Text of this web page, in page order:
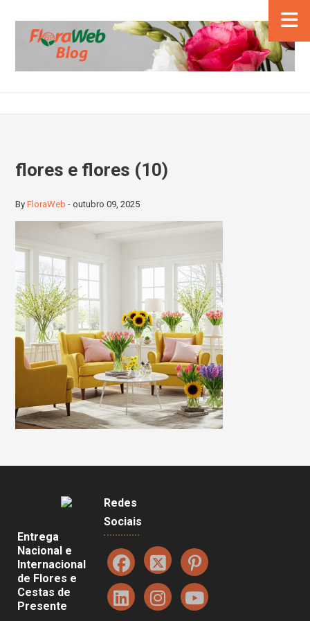
flores e flores (10)
ByFloraWeb -outubro 09, 2025
Entrega
Nacional e
Internacional
de Flores e
Cestas de
Presente
Redes
Sociais